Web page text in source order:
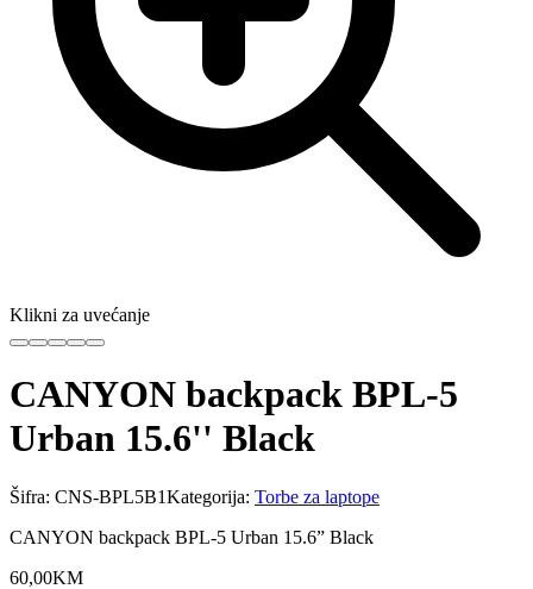
Klikni za uvećanje
CANYON backpack BPL-5
Urban 15.6'' Black
Šifra: CNS-BPL5B1Kategorija: Torbe za laptope
CANYON backpack BPL-5 Urban 15.6” Black
60,00KM